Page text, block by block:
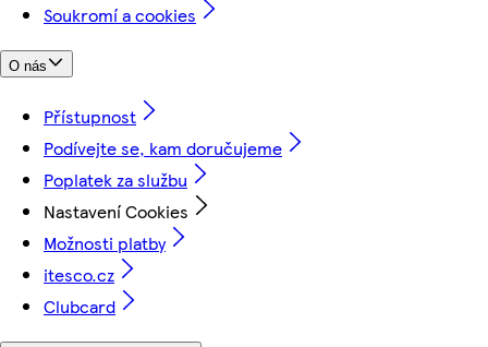
Soukromí a cookies
O nás
Přístupnost
Podívejte se, kam doručujeme
Poplatek za službu
Nastavení Cookies
Možnosti platby
itesco.cz
Clubcard